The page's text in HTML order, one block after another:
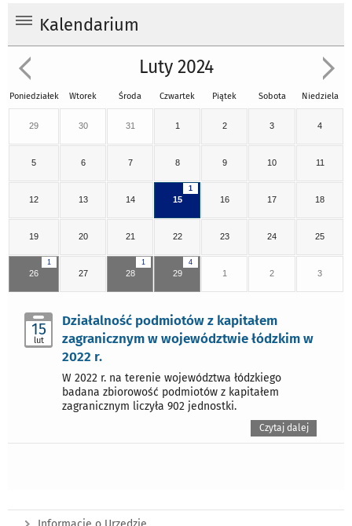
Kalendarium
Luty 2024
Poniedziałek Wtorek Środa Czwartek Piątek Sobota Niedziela
29 30 31 1 2 3 4
5 6 7 8 9 10 11
12 13 14
1
15 16 17 18
19 20 21 22 23 24 25
1
26 27
1
28
4
29 1 2 3
15
lut
Działalność podmiotów z kapitałem
zagranicznym w województwie łódzkim w
2022 r.
W 2022 r. na terenie województwa łódzkiego
badana zbiorowość podmiotów z kapitałem
zagranicznym liczyła 902 jednostki.
Czytaj dalej